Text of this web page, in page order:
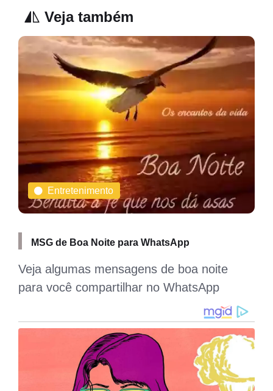
Veja também
Entretenimento
MSG de Boa Noite para WhatsApp
Veja algumas mensagens de boa noite
para você compartilhar no WhatsApp